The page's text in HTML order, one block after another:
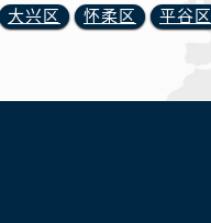
大兴区 怀柔区 平谷区